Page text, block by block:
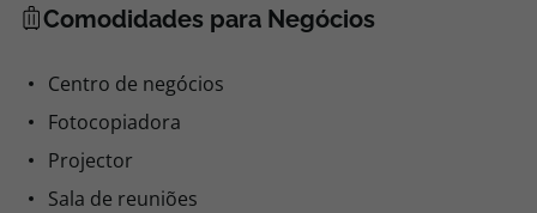
Comodidades para Negócios
Centro de negócios
Fotocopiadora
Projector
Sala de reuniões